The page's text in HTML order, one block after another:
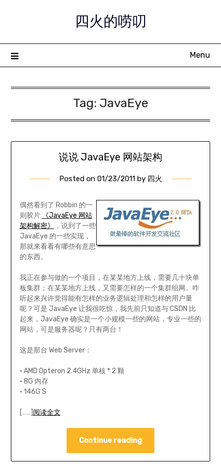
四火的唠叨
Menu
Tag: JavaEye
说说 JavaEye 网站架构
Posted on 01/23/2011by 四火
偶然看到了 Robbin 的一
则胶片
《JavaEye 网站
架构解密》
，说到了一些
JavaEye 的一些实现，
那就来看看有哪些有意思
的东西。
我正在参与做的一个项目，在某某地方上线，需要几十块单
板集群；在某某地方上线，又需要怎样的一个集群组网。咋
听起来兴许觉得能有怎样的业务逻辑处理和怎样的用户量
呢？可是 JavaEye 让我很吃惊，我先前只知道与 CSDN 比
起来，JavaEye 确实是一个小规模一些的网站，专业一些的
网站，可是服务器呢？只有两台！
这是那台 Web Server：
• AMD Opteron 2.4GHz 单核 * 2 颗
• 8G 内存
• 146G S
[……] 阅读全文
Continue reading